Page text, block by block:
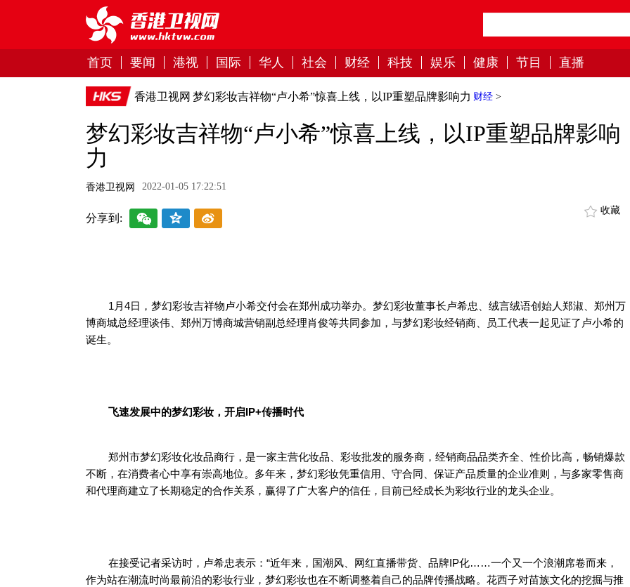
首页 要闻 港视 国际 华人 社会 财经 科技 娱乐 健康 节目 直播
香港卫视网 财经 >
梦幻彩妆吉祥物“卢小希”惊喜上线，以IP重塑品牌影响力
梦幻彩妆吉祥物“卢小希”惊喜上线，以IP重塑品牌影响
力
香港卫视网 2022-01-05 17:22:51
分享到:
收藏
1月4日，梦幻彩妆吉祥物卢小希交付会在郑州成功举办。梦幻彩妆董事长卢希忠、绒言绒语创始人郑淑、郑州万
博商城总经理谈伟、郑州万博商城营销副总经理肖俊等共同参加，与梦幻彩妆经销商、员工代表一起见证了卢小希的
诞生。
飞速发展中的梦幻彩妆，开启IP+传播时代
郑州市梦幻彩妆化妆品商行，是一家主营化妆品、彩妆批发的服务商，经销商品品类齐全、性价比高，畅销爆款
不断，在消费者心中享有崇高地位。多年来，梦幻彩妆凭重信用、守合同、保证产品质量的企业准则，与多家零售商
和代理商建立了长期稳定的合作关系，赢得了广大客户的信任，目前已经成长为彩妆行业的龙头企业。
在接受记者采访时，卢希忠表示：“近年来，国潮风、网红直播带货、品牌IP化……一个又一个浪潮席卷而来，
作为站在潮流时尚最前沿的彩妆行业，梦幻彩妆也在不断调整着自己的品牌传播战略。花西子对苗族文化的挖掘与推